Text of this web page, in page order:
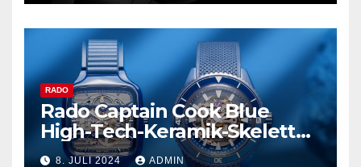
RADO
Rado Captain Cook Blue
High-Tech-Keramik-Skelett
und mehr
8. JULI 2024 ADMIN